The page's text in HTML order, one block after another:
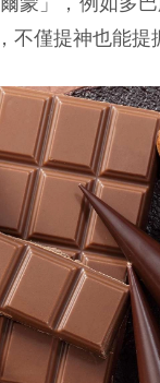
僅提神也能提